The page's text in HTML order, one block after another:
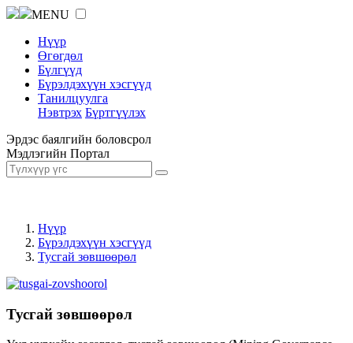
MENU
Нүүр
Өгөгдөл
Бүлгүүд
Бүрэлдэхүүн хэсгүүд
Танилцуулга
Нэвтрэх Бүртгүүлэх
Эрдэс баялгийн боловсрол
Мэдлэгийн Портал
Нүүр
Бүрэлдэхүүн хэсгүүд
Тусгай зөвшөөрөл
Тусгай зөвшөөрөл